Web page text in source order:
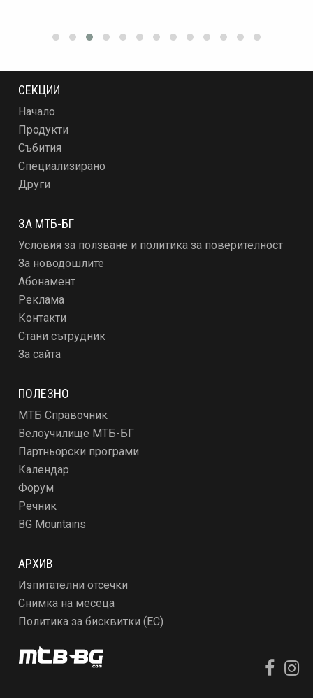
СЕКЦИИ
Начало
Продукти
Събития
Специализирано
Други
ЗА МТБ-БГ
Условия за ползване и политика за поверителност
За новодошлите
Абонамент
Реклама
Контакти
Стани сътрудник
За сайта
ПОЛЕЗНО
МТБ Справочник
Велоучилище МТБ-БГ
Партньорски програми
Календар
Форум
Речник
BG Mountains
АРХИВ
Изпитателни отсечки
Снимка на месеца
Политика за бисквитки (ЕС)